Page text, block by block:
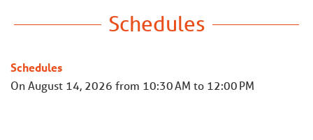
Schedules
Schedules
OnAugust 14, 2026 from 10:30 AM to 12:00 PM